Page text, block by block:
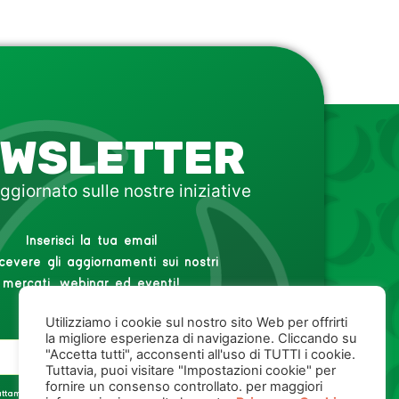
sulle nostre iniziative
Inserisci la tua email
gli aggiornamenti sui nostri
mercati, webinar ed eventi!
dei miei dati personali,Privacy Policy.
Utilizziamo i cookie sul nostro sito Web per offrirti
la migliore esperienza di navigazione. Cliccando su
"Accetta tutti", acconsenti all'uso di TUTTI i cookie.
Tuttavia, puoi visitare "Impostazioni cookie" per
fornire un consenso controllato. per maggiori